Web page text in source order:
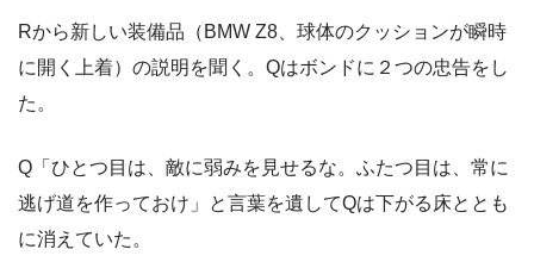
Rから新しい装備品（BMW Z8、球体のクッションが瞬時
に開く上着）の説明を聞く。Qはボンドに２つの忠告をし
た。
Q「ひとつ目は、敵に弱みを見せるな。ふたつ目は、常に
逃げ道を作っておけ」と言葉を遺してQは下がる床ととも
に消えていた。